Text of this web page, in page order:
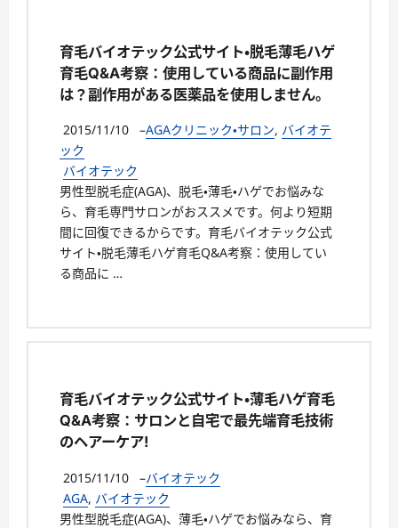
育毛バイオテック公式サイト・脱毛薄毛ハゲ
育毛Q&A考察：使用している商品に副作用
は？副作用がある医薬品を使用しません。
2015/11/10 –AGAクリニック・サロン, バイオテ
ック
バイオテック
男性型脱毛症(AGA)、脱毛・薄毛・ハゲでお悩みな
ら、育毛専門サロンがおススメです。何より短期
間に回復できるからです。育毛バイオテック公式
サイト・脱毛薄毛ハゲ育毛Q&A考察：使用してい
る商品に …
育毛バイオテック公式サイト・薄毛ハゲ育毛
Q&A考察：サロンと自宅で最先端育毛技術
のヘアーケア!
2015/11/10 –バイオテック
AGA, バイオテック
男性型脱毛症(AGA)、薄毛・ハゲでお悩みなら、育